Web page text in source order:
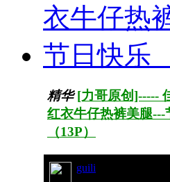
精华 [力哥原创]-----
红衣牛仔热裤美腿---
（13P）
guili